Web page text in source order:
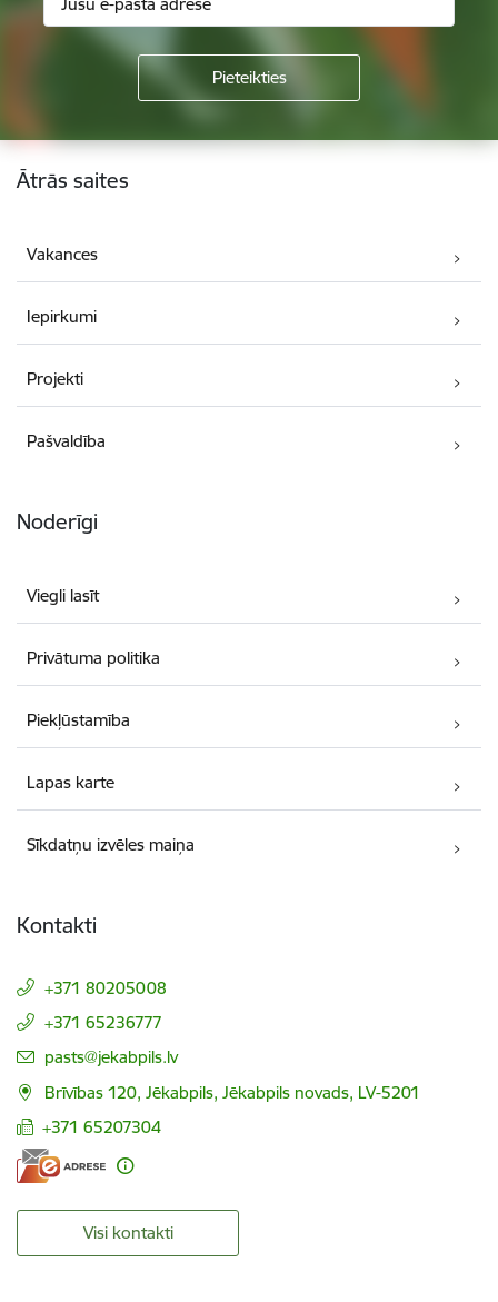
Kājene
Ātrās saites
Vakances
Iepirkumi
Projekti
Pašvaldība
Noderīgi
Viegli lasīt
Privātuma politika
Piekļūstamība
Lapas karte
Sīkdatņu izvēles maiņa
Kontakti
+371 80205008
+371 65236777
E-pasts:
pasts@jekabpils.lv
Brīvības 120, Jēkabpils, Jēkabpils novads, LV-5201
+371 65207304
Visi kontakti